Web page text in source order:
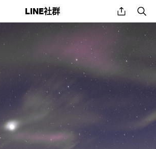
LINE社群 share